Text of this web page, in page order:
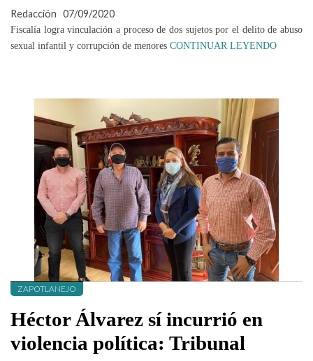
Redacción 07/09/2020
Fiscalía logra vinculación a proceso de dos sujetos por el delito de abuso
sexual infantil y corrupción de menores CONTINUAR LEYENDO
ZAPOTLANEJO
Héctor Álvarez sí incurrió en
violencia política: Tribunal